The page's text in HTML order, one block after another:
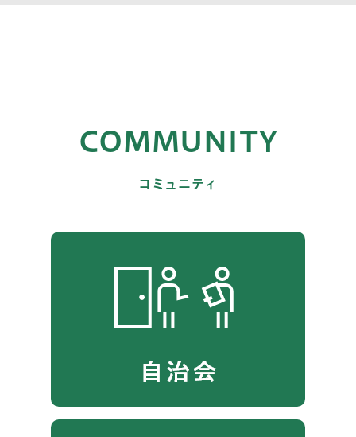
COMMUNITY
コミュニティ